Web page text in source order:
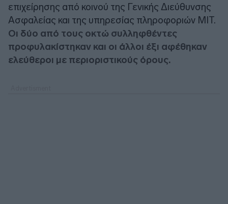
επιχείρησης από κοινού της Γενικής Διεύθυνσης
Ασφαλείας και της υπηρεσίας πληροφοριών ΜΙΤ.
Οι δύο από τους οκτώ συλληφθέντες
προφυλακίστηκαν και οι άλλοι έξι αφέθηκαν
ελεύθεροι με περιοριστικούς όρους.